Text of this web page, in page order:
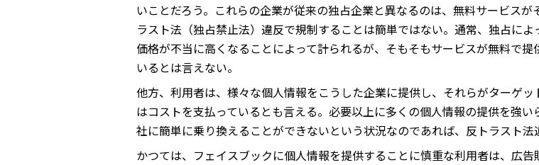
いことだろう。これらの企業が従来の独占企業と異なるのは、無料サービス
ラスト法（独占禁止法）違反で規制することは簡単ではない。通常、独占に
価格が不当に高くなることによって計られるが、そもそもサービスが無料で
いるとは言えない。
他方、利用者は、様々な個人情報をこうした企業に提供し、それらがターゲ
はコストを支払っているとも言える。必要以上に多くの個人情報の提供を強
社に簡単に乗り換えることができないという状況なのであれば、反トラスト法
かつては、フェイスブックに個人情報を提供することに慎重な利用者は、広